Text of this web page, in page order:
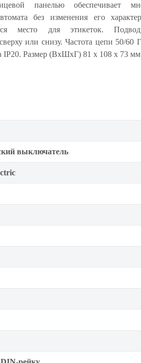
IP20. Размер (ВхШхГ) 81 х 108 х 73 мм
выключатель